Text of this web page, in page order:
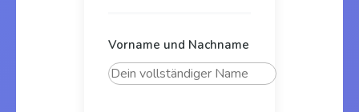
Vorname und Nachname